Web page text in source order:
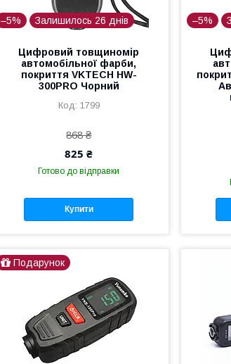
–5% Залишилось 26 днів
Цифровий товщиномір
автомобільної фарби,
покриття VKTECH HW-
300PRO Чорний
1799
868 ₴
825 ₴
Готово до відправки
Купити
–5%
Подарунок